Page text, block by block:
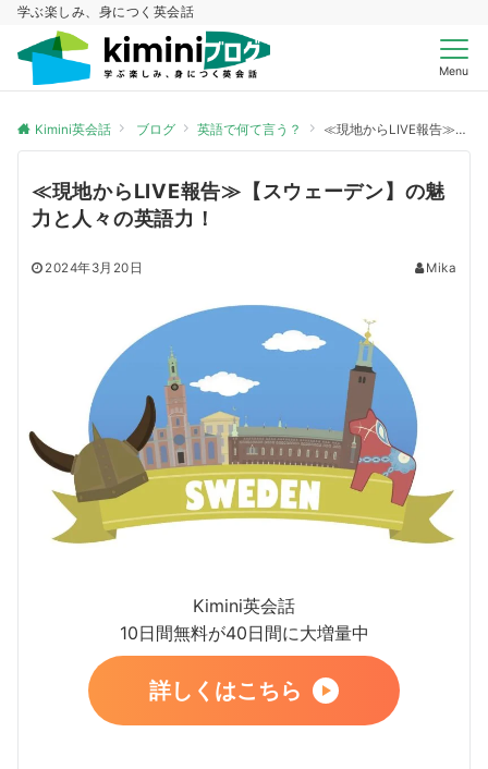
学ぶ楽しみ、身につく英会話
Menu
Kimini英会話 ブログ 英語で何て言う？ ≪現地からLIVE報告≫【スウェーデン】の魅力と人々の英語力！
≪現地からLIVE報告≫【スウェーデン】の魅
力と人々の英語力！
2024年3月20日 Mika
Kimini英会話
10日間無料が40日間に大増量中
詳しくはこちら